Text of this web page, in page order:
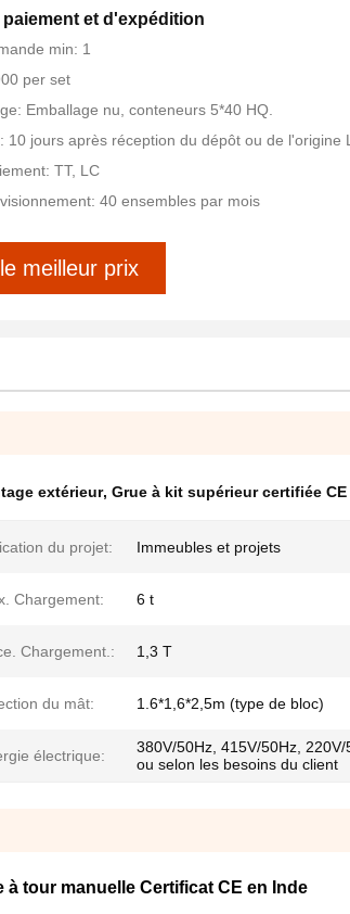
et d'expédition
min: 1
per set
Emballage nu, conteneurs 5*40 HQ.
10 jours après réception du dépôt ou de l'origine
TT, LC
40 ensembles par mois
meilleur prix
extérieur, Grue à kit supérieur certifiée CE
du projet: Immeubles et projets
Chargement: 6 t
Chargement.: 1,3 T
du mât: 1.6*1,6*2,5m (type de bloc)
électrique:
380V/50Hz, 415V/50Hz, 220V/
ou selon les besoins du client
à tour manuelle Certificat CE en Inde